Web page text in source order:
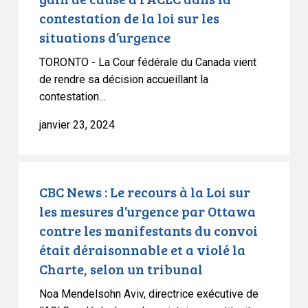
cause
l’ACLC
dans
contestation
d’urgence
contestation de la loi sur les
situations d’urgence
TORONTO - La Cour fédérale du Canada vient
de rendre sa décision accueillant la
contestation…
janvier 23, 2024
NewsCBC News : Le recours à la Loi sur
les mesures d’urgence par Ottawa
contre les manifestants du convoi
était déraisonnable et a violé la
Charte, selon un tribunal
Noa Mendelsohn Aviv, directrice exécutive de